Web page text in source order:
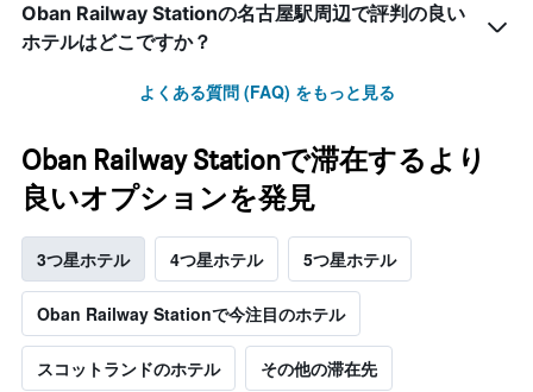
Oban Railway Stationの名古屋駅周辺で評判の良い
ホテルはどこですか？
よくある質問 (FAQ) をもっと見る
Oban Railway Stationで滞在するより
良いオプションを発見
3つ星ホテル 4つ星ホテル 5つ星ホテル
Oban Railway Stationで今注目のホテル
スコットランドのホテル その他の滞在先